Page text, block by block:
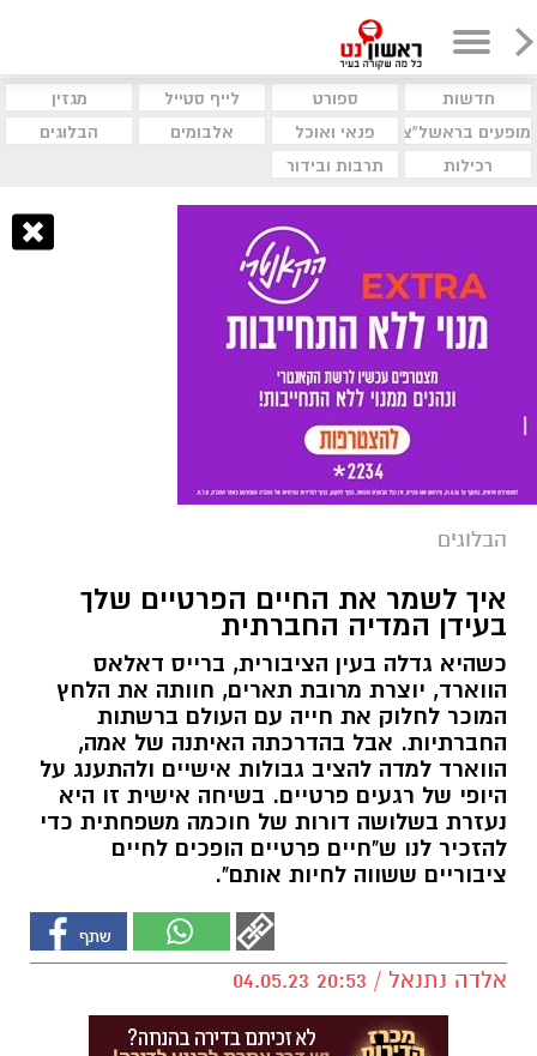
חדשות ספורט לייף סטייל
מגזין
מופעים בראשל"צ
פנאי ואוכל אלבומים
הבלוגים
רכילות
תרבות ובידור
הבלוגים
איך לשמר את החיים הפרטיים שלך
בעידן המדיה החברתית
כשהיא גדלה בעין הציבורית, ברייס דאלאס
הווארד, יוצרת מרובת תארים, חוותה את הלחץ
המוכר לחלוק את חייה עם העולם ברשתות
החברתיות. אבל בהדרכתה האיתנה של אמה,
הווארד למדה להציב גבולות אישיים ולהתענג על
היופי של רגעים פרטיים. בשיחה אישית זו היא
נעזרת בשלושה דורות של חוכמה משפחתית כדי
להזכיר לנו ש"חיים פרטיים הופכים לחיים
ציבוריים ששווה לחיות אותם".
אלדה נתנאל / 20:53 04.05.23